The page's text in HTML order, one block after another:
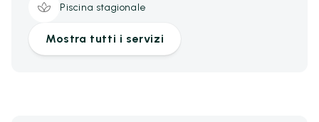
Piscina stagionale
Mostra tutti i servizi